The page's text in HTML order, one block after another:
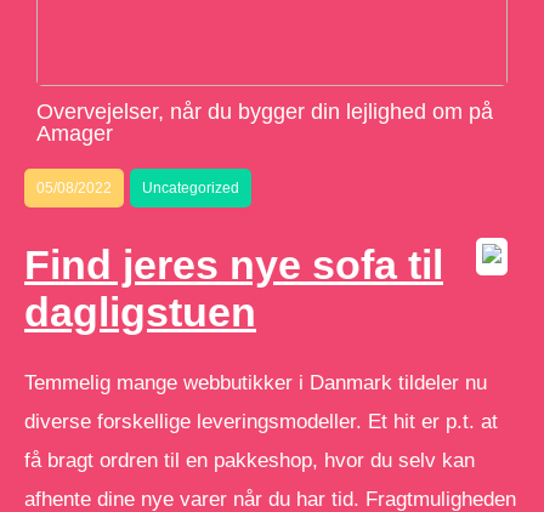
Overvejelser, når du bygger din lejlighed om på
Amager
05/08/2022 Uncategorized
Find jeres nye sofa til
dagligstuen
Temmelig mange webbutikker i Danmark tildeler nu
diverse forskellige leveringsmodeller. Et hit er p.t. at
få bragt ordren til en pakkeshop, hvor du selv kan
afhente dine nye varer når du har tid. Fragtmuligheden